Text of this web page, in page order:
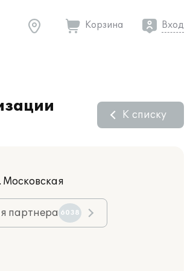
Корзина Вход
К списку
Московская
партнера 6038